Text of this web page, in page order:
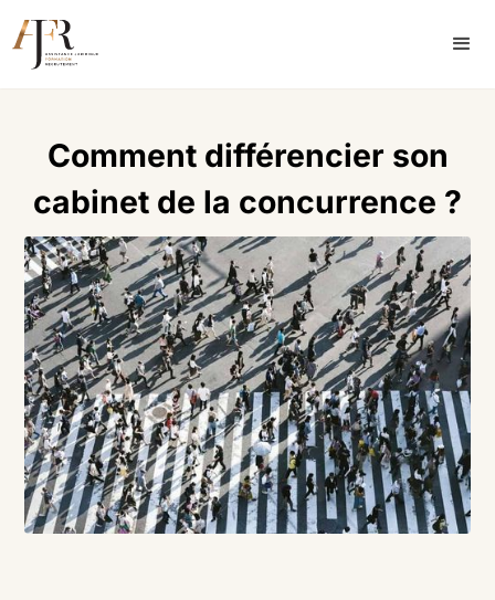
Comment différencier son
cabinet de la concurrence ?